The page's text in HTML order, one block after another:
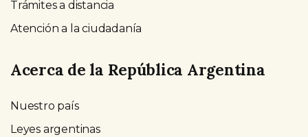
Trámites a distancia
Atención a la ciudadanía
Acerca de la República Argentina
Nuestro país
Leyes argentinas